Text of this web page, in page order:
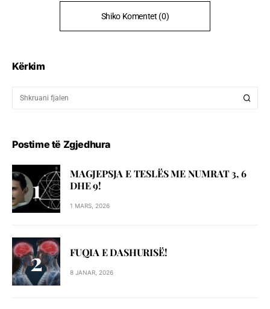
Shiko Komentet (0)
Kërkim
Postime të Zgjedhura
MAGJEPSJA E TESLËS ME NUMRAT 3, 6
DHE 9!
1 MARS, 2026
FUQIA E DASHURISË!
8 JANAR, 2026